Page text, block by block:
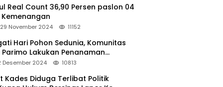
Real Count 36,90 Persen paslon 04
Kemenangan
November 2024 11152
Hari Pohon Sedunia, Komunitas
Parimo Lakukan Penanaman
Desember 2024 10813
Kades Diduga Terlibat Politik